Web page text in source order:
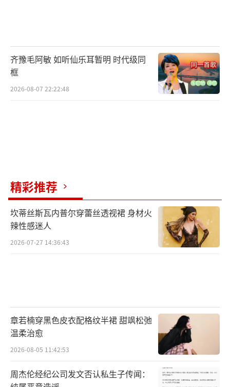
齐豫毛阿敏 如听仙乐耳暂明 时代级同
框
2026-08-07 22:22:48
精彩推荐
坎蒂丝斯瓦内普尔穿蕾丝透视裙 身材火
辣性感迷人
2026-07-27 14:36:43
章若楠穿黑色皮衣配格纹半裙 甜飒松弛
温柔治愈
2026-08-05 11:42:53
周杰伦经纪公司发文否认私生子传闻：